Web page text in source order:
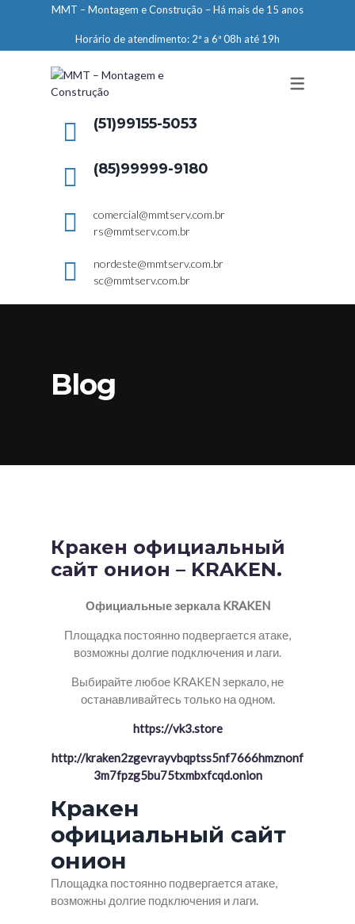
ENGENHARIA
LIMPEZA E CONSERVAÇÃO
MANUTENÇÃO PREDIAL
ELEVADORES – PREPARAÇÃO DE
MMT – Montagem e Construção – Há mais de 15 anos
Horário de atendimento: 2ª a 6ª 08h até 19h
(51)99155-5053
(85)99999-9180
comercial@mmtserv.com.br
rs@mmtserv.com.br
nordeste@mmtserv.com.br
sc@mmtserv.com.br
Blog
Кракен официальный
сайт онион – KRAKEN.
Официальные зеркала KRAKEN
Площадка постоянно подвергается атаке,
возможны долгие подключения и лаги.
Выбирайте любое KRAKEN зеркало, не
останавливайтесь только на одном.
https://vk3.store
http://kraken2zgevrayvbqptss5nf7666hmznonf
3m7fpzg5bu75txmbxfcqd.onion
Кракен
официальный сайт
онион
Площадка постоянно подвергается атаке,
возможны долгие подключения и лаги.